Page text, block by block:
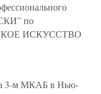
по
ИСКУССТВО
3-м МКАБ в Нью-